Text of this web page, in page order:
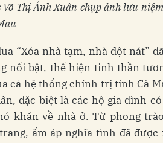
Võ Thị Ánh Xuân chụp ảnh lưu
“Xóa nhà tạm, nhà dột nát”
nổi bật, thể hiện tinh thần
cả hệ thống chính trị tỉnh Cà
đặc biệt là các hộ gia đình
khăn về nhà ở. Từ phong
ấm áp nghĩa tình đã được